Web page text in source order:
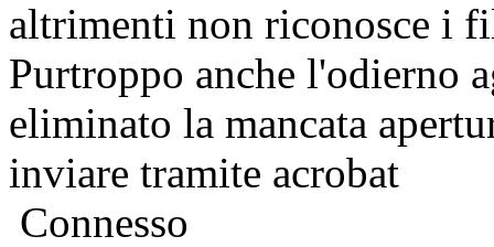
altrimenti non riconosce i
Purtroppo anche l'odierno
eliminato la mancata
inviare tramite acrobat
Connesso